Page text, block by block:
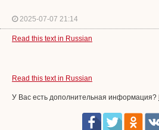
2025-07-07 21:14
Read this text in Russian
Read this text in Russian
У Вас есть дополнительная информация?